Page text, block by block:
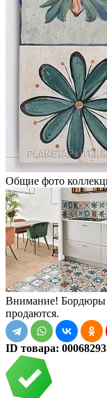
Общие фото
Внимание! Бордюры
продаются.
ID товара: 00068293